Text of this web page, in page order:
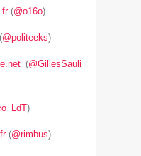
(@o16o)
(@politeeks)
(@GillesSauli
)
(@rimbus)